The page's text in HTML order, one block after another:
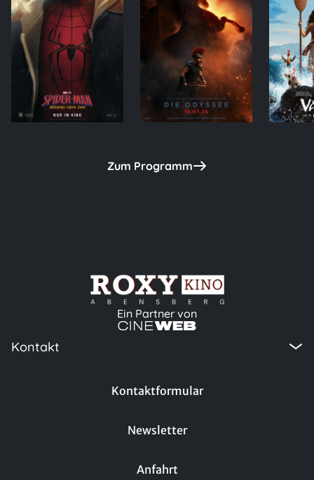
Zum Programm
Ein Partner von
Kontakt
Kontaktformular
Newsletter
Anfahrt